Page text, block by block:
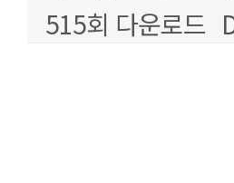
515회 다운로드